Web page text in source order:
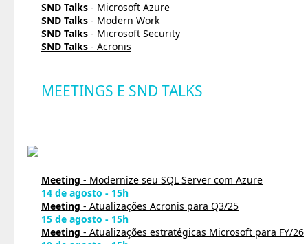
SND Talks - Microsoft Azure
SND Talks - Modern Work
SND Talks - Microsoft Security
SND Talks - Acronis
MEETINGS E SND TALKS
Meeting - Modernize seu SQL Server com Azure
14 de agosto - 15h
Meeting - Atualizações Acronis para Q3/25
15 de agosto - 15h
Meeting - Atualizações estratégicas Microsoft para FY/26